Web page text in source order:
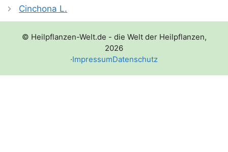
Cinchona L.
© Heilpflanzen-Welt.de - die Welt der Heilpflanzen,
2026
·ImpressumDatenschutz